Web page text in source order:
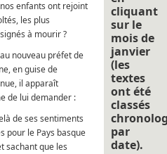
enfants ont rejoint
les plus
à mourir ?
nouveau préfet de
en guise de
il apparaît
de lui demander :
de ses sentiments
pour le Pays basque
sachant que les
cliquant
sur le
mois de
janvier
(les
textes
ont été
classés
par
date).